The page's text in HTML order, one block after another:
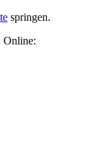
springen.